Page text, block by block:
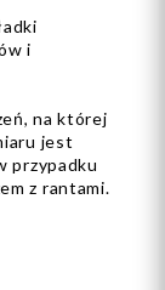
i
na której
jest
przypadku
z rantami.